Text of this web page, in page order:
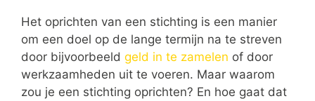
Het oprichten van een stichting is een manier
om een doel op de lange termijn na te streven
door bijvoorbeeld geld in te zamelen of door
werkzaamheden uit te voeren. Maar waarom
zou je een stichting oprichten? En hoe gaat dat